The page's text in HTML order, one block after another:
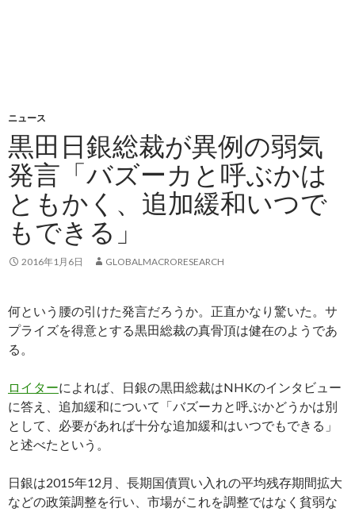
ニュース
黒田日銀総裁が異例の弱気
発言「バズーカと呼ぶかは
ともかく、追加緩和いつで
もできる」
2016年1月6日 GLOBALMACRORESEARCH
何という腰の引けた発言だろうか。正直かなり驚いた。サ
プライズを得意とする黒田総裁の真骨頂は健在のようであ
る。
ロイターによれば、日銀の黒田総裁はNHKのインタビュー
に答え、追加緩和について「バズーカと呼ぶかどうかは別
として、必要があれば十分な追加緩和はいつでもできる 」
と述べたという。
日銀は2015年12月、長期国債買い入れの平均残存期間拡大
などの政策調整を行い、市場がこれを調整ではなく貧弱な